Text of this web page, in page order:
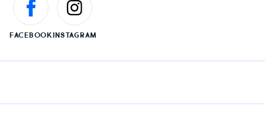
FACEBOOKINSTAGRAM